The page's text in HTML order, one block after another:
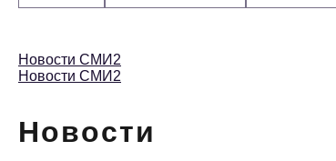
Новости СМИ2
Новости СМИ2
Новости